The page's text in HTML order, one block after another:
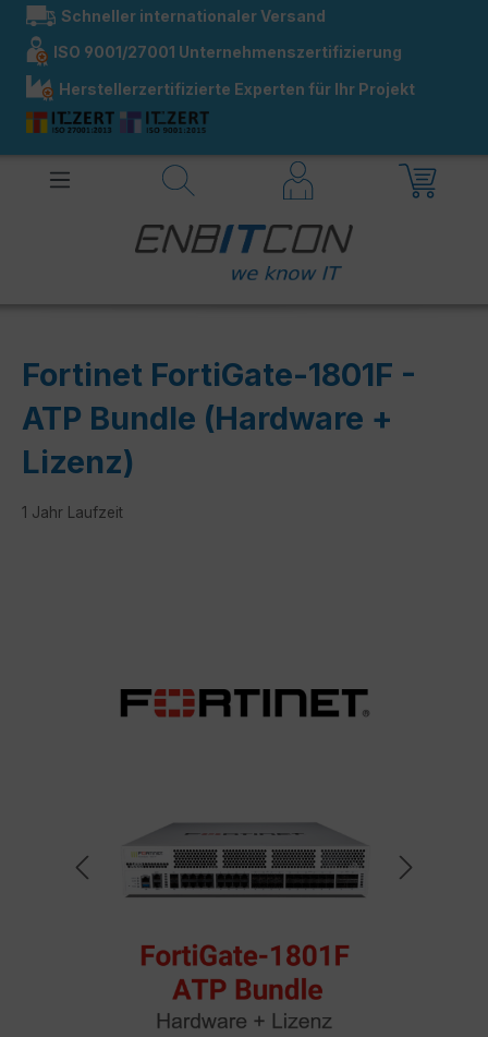
springen
Schneller internationaler Versand
ISO 9001/27001 Unternehmenszertifizierung
Herstellerzertifizierte Experten für Ihr Projekt
Fortinet FortiGate-1801F -
ATP Bundle (Hardware +
Lizenz)
1 Jahr Laufzeit